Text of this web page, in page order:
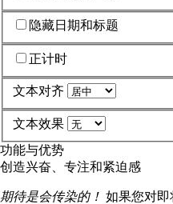
隐藏日期和标题
正计时
文本对齐
文本效果
功能与优势
创造兴奋、专注和紧迫感
期待是会传染的！ 如果您对